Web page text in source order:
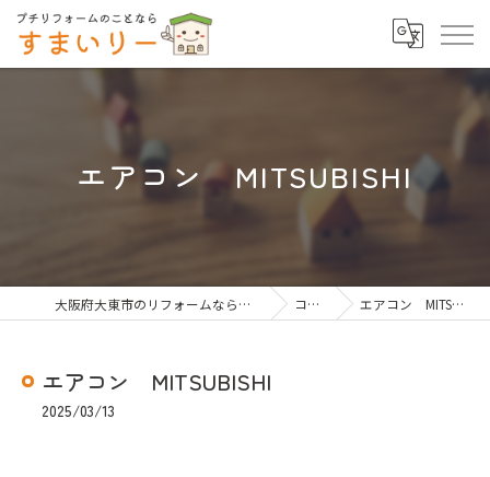
エアコン MITSUBISHI
大阪府大東市のリフォームならすまいりー コラム エアコン MITSUBISHI
エアコン MITSUBISHI
2025/03/13